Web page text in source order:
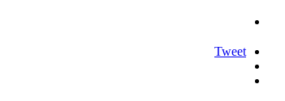
Tweet